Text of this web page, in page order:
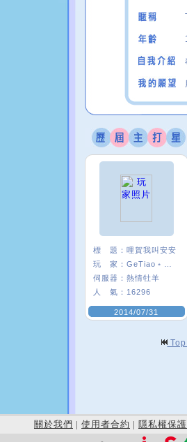
標 題： 哩賀我叫安安
玩 家：
伺服器： 熱情牡羊
人 氣： 16296
2014/07/31
關於我們 | 使用者合約 | 隱私權保護